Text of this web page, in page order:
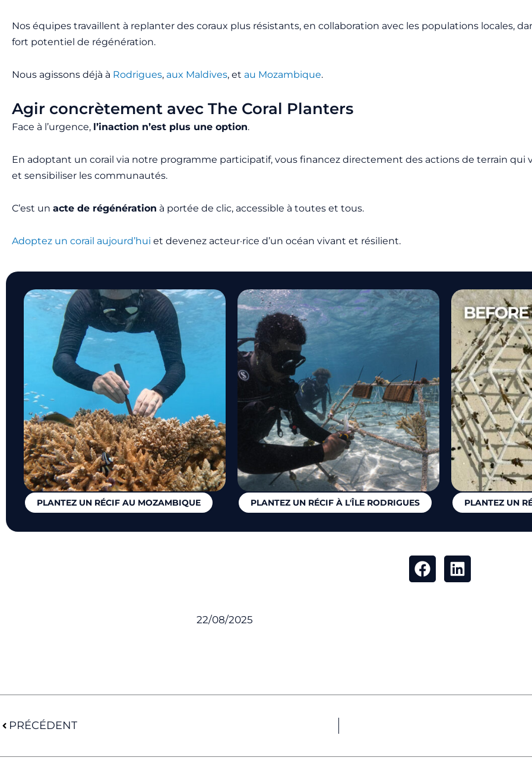
Nos équipes travaillent à replanter des coraux plus résistants, en collaboration avec les populations locales,
fort potentiel de régénération.
Nous agissons déjà à Rodrigues, aux Maldives, et au Mozambique.
Agir concrètement avec The Coral Planters
Face à l’urgence, l’inaction n’est plus une option.
En adoptant un corail via notre programme participatif, vous financez directement des actions de terrain qui
et sensibiliser les communautés.
C’est un acte de régénération à portée de clic, accessible à toutes et tous.
Adoptez un corail aujourd’hui et devenez acteur·rice d’un océan vivant et résilient.
PLANTEZ UN RÉCIF AU MOZAMBIQUE PLANTEZ UN RÉCIF À L'ÎLE RODRIGUES PLANTEZ UN
22/08/2025
PRÉCÉDENT